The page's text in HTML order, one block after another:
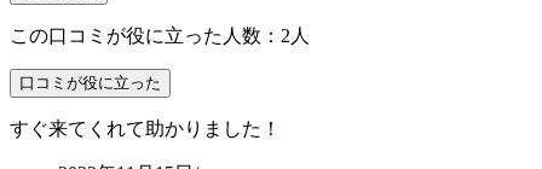
この口コミが役に立った人数：2人
口コミが役に立った
すぐ来てくれて助かりました！